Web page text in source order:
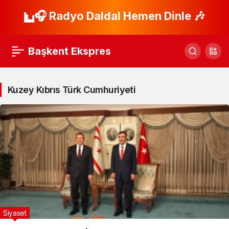
🎧 Radyo Daldal Hemen Dinle 🎶
Başkent Ekspres
Kuzey Kıbrıs Türk Cumhuriyeti
Siyaset